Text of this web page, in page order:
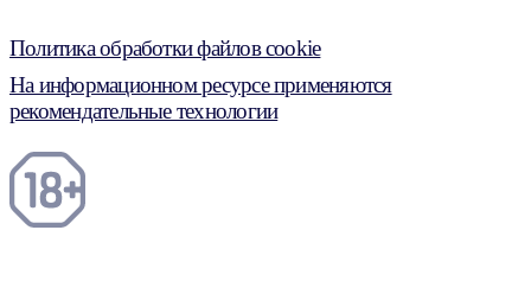
Политика обработки файлов cookie
На информационном ресурсе применяются
рекомендательные технологии